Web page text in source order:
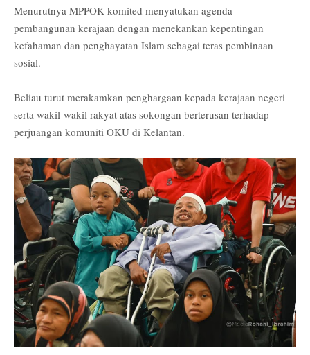
Menurutnya MPPOK komited menyatukan agenda
pembangunan kerajaan dengan menekankan kepentingan
kefahaman dan penghayatan Islam sebagai teras pembinaan
sosial.
Beliau turut merakamkan penghargaan kepada kerajaan negeri
serta wakil-wakil rakyat atas sokongan berterusan terhadap
perjuangan komuniti OKU di Kelantan.